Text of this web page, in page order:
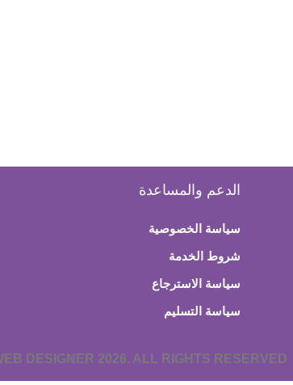
الدعم والمساعدة
سياسة الخصوصية
شروط الخدمة
سياسة الاسترجاع
سياسة التسليم
DESIGNER 2026. ALL RIGHTS RESERVED